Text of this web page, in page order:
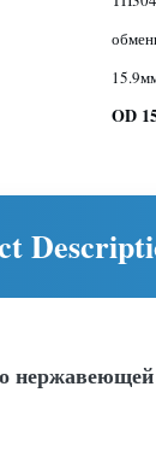
OD
нержавеющей